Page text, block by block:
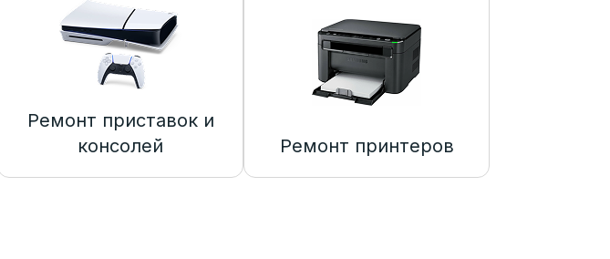
Ремонт приставок и
консолей
Ремонт принтеров